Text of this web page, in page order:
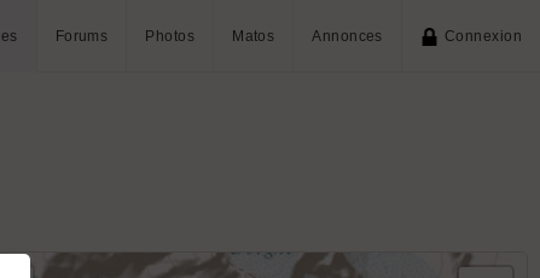
Forums Photos Matos Annonces Connexion